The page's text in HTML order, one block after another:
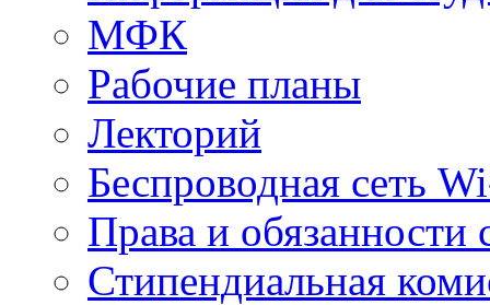
МФК
Рабочие планы
Лекторий
Беспроводная сеть
Права и обязанности
Стипендиальная